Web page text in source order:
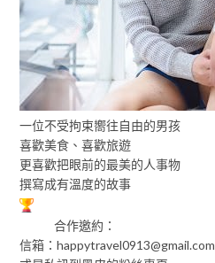
一位不受拘束嚮往自由的男孩
喜歡美食、喜歡旅遊
更喜歡把眼前的最美的人事物
撰寫成有溫度的故事
合作邀約：
信箱：happytravel0913@gmail.com